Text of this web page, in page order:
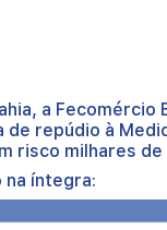
a Fecomércio
de repúdio à
risco milhares
na íntegra: